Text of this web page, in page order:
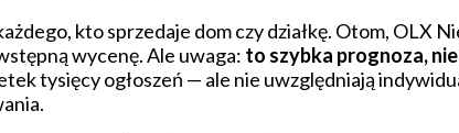
kto sprzedaje dom czy działkę. Otom, OLX
wycenę. Ale uwaga: to szybka prognoza,
tysięcy ogłoszeń — ale nie uwzględniają